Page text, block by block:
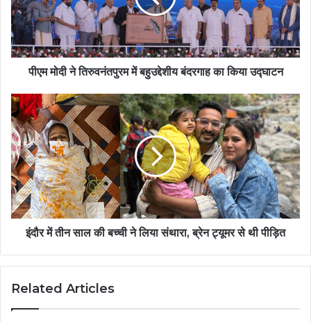
पीएम मोदी ने तिरुवनंतपुरम में बहुउद्देशीय बंदरगाह का किया उद्घाटन
इंदौर में तीन साल की बच्ची ने लिया संथारा, ब्रेन ट्यूमर से थी पीड़ित
Related Articles